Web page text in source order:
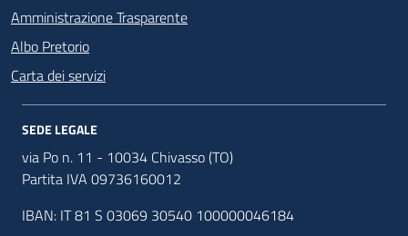
Amministrazione Trasparente
Albo Pretorio
Carta dei servizi
SEDE LEGALE
via Po n. 11 - 10034 Chivasso (TO)
Partita IVA 09736160012
IBAN: IT 81 S 03069 30540 100000046184